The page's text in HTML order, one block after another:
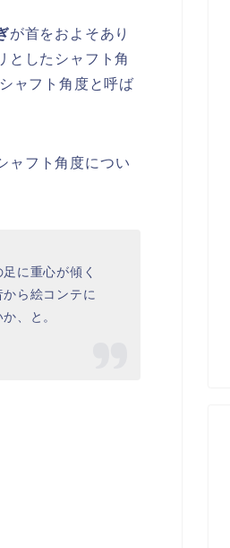
が首をおよそあり
としたシャフト角
ャフト角度と呼ば
フト角度につい
に重心が傾く
ら絵コンテに
、と。